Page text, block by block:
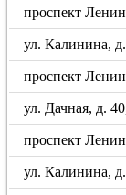
проспект
ул. Калинина,
проспект
ул. Дачная, д.
проспект
ул. Калинина, д.